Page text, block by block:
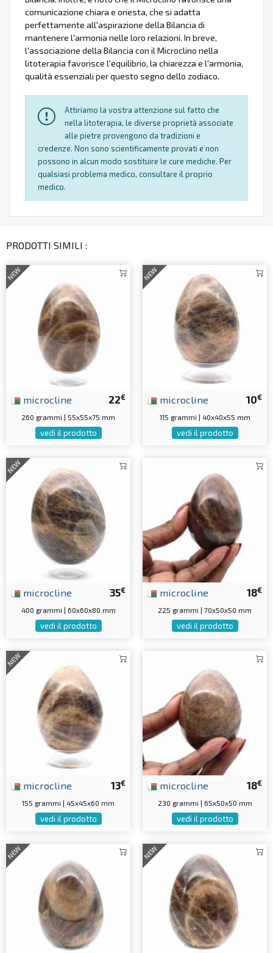
comunicazione chiara e onesta, che si adatta
perfettamente all'aspirazione della Bilancia di
mantenere l'armonia nelle loro relazioni. In breve,
l'associazione della Bilancia con il Microclino nella
litoterapia favorisce l'equilibrio, la chiarezza e l'armonia,
qualità essenziali per questo segno dello zodiaco.
Attiriamo la vostra attenzione sul fatto che
nella litoterapia, le diverse proprietà associate
alle pietre provengono da tradizioni e
credenze. Non sono scientificamente provati e non
possono in alcun modo sostituire le cure mediche. Per
qualsiasi problema medico, consultare il proprio
medico.
PRODOTTI SIMILI :
NEW
22€
microcline
260 grammi | 55x55x75 mm
vedi il prodotto
NEW
10€
microcline
115 grammi | 40x40x55 mm
vedi il prodotto
NEW
35€
microcline
400 grammi | 60x60x80 mm
vedi il prodotto
18€
microcline
225 grammi | 70x50x50 mm
vedi il prodotto
NEW
13€
microcline
155 grammi | 45x45x60 mm
vedi il prodotto
18€
microcline
230 grammi | 65x50x50 mm
vedi il prodotto
NEW NEW